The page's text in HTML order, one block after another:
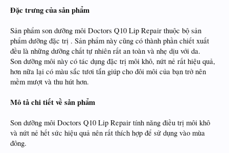
Đặc trưng của sản phẩm
Sản phẩm son dưỡng môi Doctors Q10 Lip Repair thuộc bộ sản
phẩm dưỡng đặc trị . Sản phẩm này cũng có thành phần chiết xuất
đều là những dưỡng chất tự nhiên rất an toàn và nhẹ dịu với da.
Son dưỡng môi này có tác dụng đặc trị môi khô, nứt nẻ rất hiệu quả,
hơn nữa lại có màu sắc tươi tắn giúp cho đôi môi của bạn trở nên
mềm mượt và thu hút hơn.
Mô tả chi tiết về sản phẩm
Son dưỡng môi Doctors Q10 Lip Repair tính năng điều trị môi khô
và nứt nẻ hết sức hiệu quả nên rất thích hợp để sử dụng vào mùa
đông.